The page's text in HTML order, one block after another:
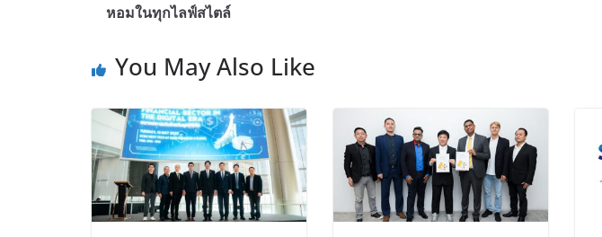
หอมในทุกไลฟ์สไตล์
You May Also Like